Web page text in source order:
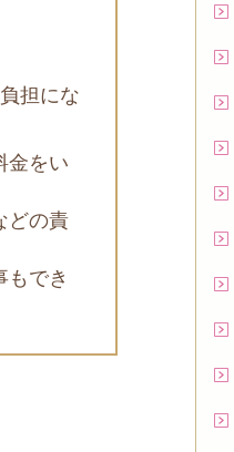
担にな
金をい
どの責
もでき